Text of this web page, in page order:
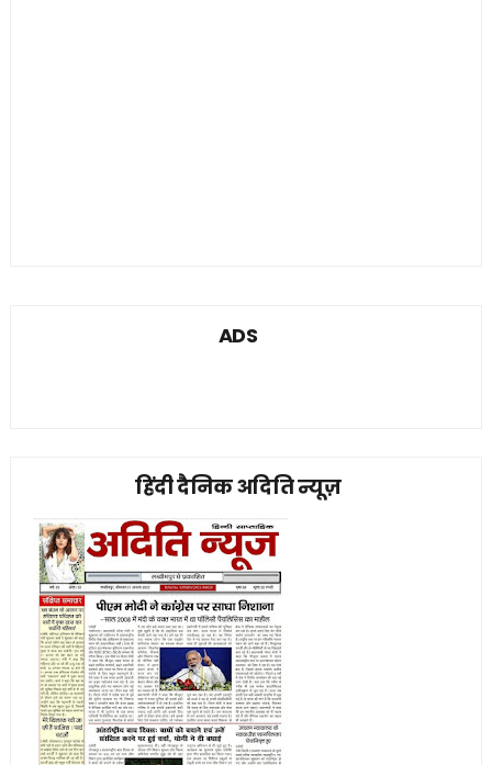
ADS
हिंदी दैनिक अदिति न्यूज़